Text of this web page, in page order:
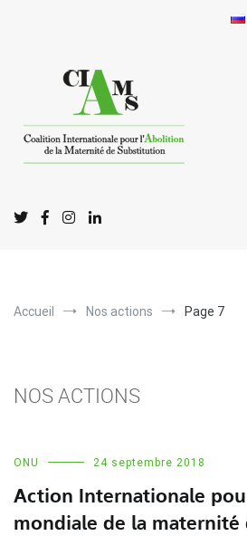
C oalitionI
Accueil Nos actions Page 7
NOS ACTIONS
ONU 24 septembre 2018
Action Internationale
mondiale de la